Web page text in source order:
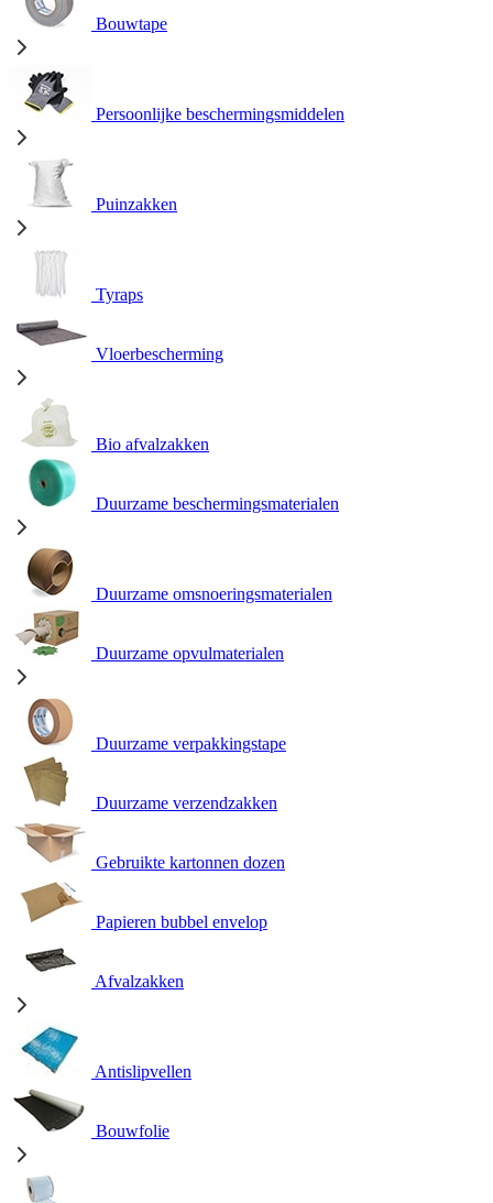
Bouwtape
Persoonlijke beschermingsmiddelen
Puinzakken
Tyraps
Vloerbescherming
Bio afvalzakken
Duurzame beschermingsmaterialen
Duurzame omsnoeringsmaterialen
Duurzame opvulmaterialen
Duurzame verpakkingstape
Duurzame verzendzakken
Gebruikte kartonnen dozen
Papieren bubbel envelop
Afvalzakken
Antislipvellen
Bouwfolie